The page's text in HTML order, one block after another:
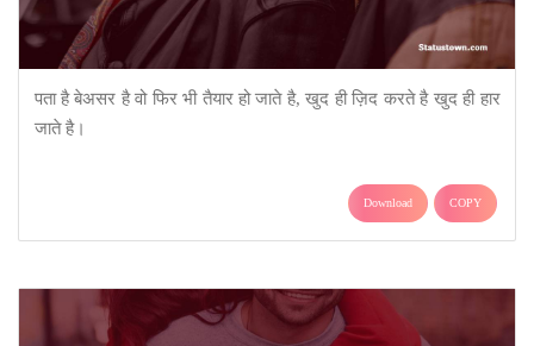
पता है बेअसर है वो फिर भी तैयार हो जाते है, खुद ही ज़िद करते है खुद ही हार
जाते है।
Download COPY